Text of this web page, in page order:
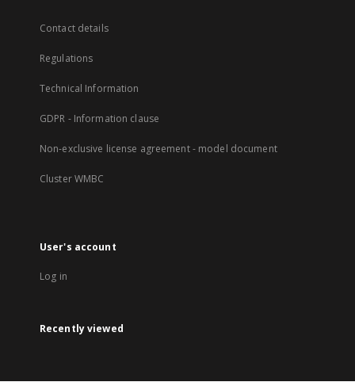
Contact details
Regulations
Technical Information
GDPR - Information clause
Non-exclusive license agreement - model document
Cluster WMBC
User's account
Log in
Recently viewed